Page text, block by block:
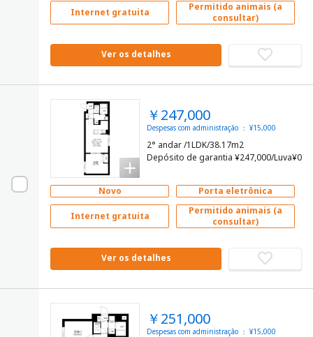
Internet gratuita
Permitido animais (a
consultar)
Ver os detalhes
￥247,000
Despesas com administração ： ¥15,000
2° andar /1LDK/38.17m2
Depósito de garantia ¥247,000/Luva¥0
Novo Porta eletrônica
Internet gratuita
Permitido animais (a
consultar)
Ver os detalhes
￥251,000
Despesas com administração ： ¥15,000